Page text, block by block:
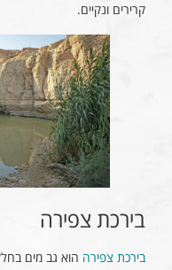
קרירים ונקיים.
בירכת צפירה
בירכת צפירה הוא גב מים